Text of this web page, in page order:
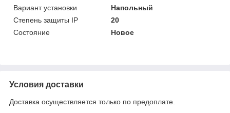
Вариант установки
Напольный
Степень защиты IP
20
Состояние
Новое
Условия доставки
Доставка осуществляется только по предоплате.